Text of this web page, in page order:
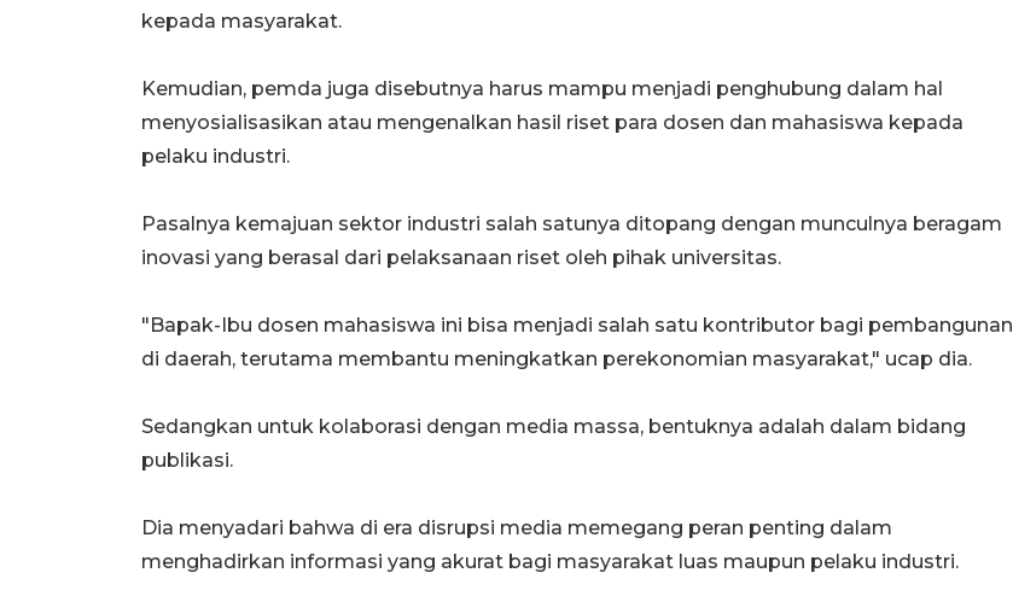
kepada masyarakat.
Kemudian, pemda juga disebutnya harus mampu menjadi penghubung dalam hal
menyosialisasikan atau mengenalkan hasil riset para dosen dan mahasiswa kepada
pelaku industri.
Pasalnya kemajuan sektor industri salah satunya ditopang dengan munculnya beragam
inovasi yang berasal dari pelaksanaan riset oleh pihak universitas.
"Bapak-Ibu dosen mahasiswa ini bisa menjadi salah satu kontributor bagi pembangunan
di daerah, terutama membantu meningkatkan perekonomian masyarakat," ucap dia.
Sedangkan untuk kolaborasi dengan media massa, bentuknya adalah dalam bidang
publikasi.
Dia menyadari bahwa di era disrupsi media memegang peran penting dalam
menghadirkan informasi yang akurat bagi masyarakat luas maupun pelaku industri.
Peningkatan perputaran
ekonomi Piala Presiden 2026